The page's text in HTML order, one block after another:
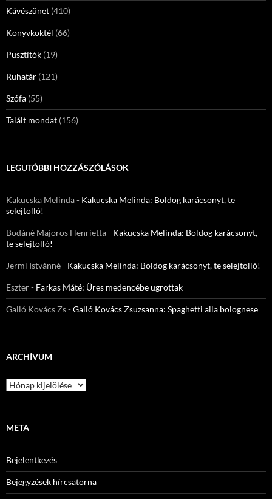
Kávészünet (410)
Könyvkoktél (66)
Pusztítók (19)
Ruhatár (121)
Szófa (55)
Talált mondat (156)
LEGUTÓBBI HOZZÁSZÓLÁSOK
Kakucska Melinda- Kakucska Melinda: Boldog karácsonyt, te
selejtolló!
Bodáné Majoros Henrietta- Kakucska Melinda: Boldog karácsonyt,
te selejtolló!
Jermi Istvànné- Kakucska Melinda: Boldog karácsonyt, te selejtolló!
Eszter- Farkas Máté: Üres medencébe ugrottak
Galló Kovács Zs-Galló Kovács Zsuzsanna: Spaghetti alla bolognese
ARCHÍVUM
Archívum
META
Bejelentkezés
Bejegyzések hírcsatorna